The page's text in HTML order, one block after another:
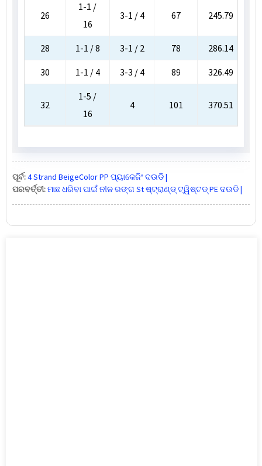
26
1-1 /
16
3-1 / 4 67 245.79
28 1-1 / 8 3-1 / 2 78 286.14
30 1-1 / 4 3-3 / 4 89 326.49
32
1-5 /
16
4 101 370.51
ପୂର୍ବ:4 Strand BeigeColor PP ପ୍ୟାକେଜିଂ ଦଉଡି |
ପରବର୍ତ୍ତୀ:ମାଛ ଧରିବା ପାଇଁ ନୀଳ ରଙ୍ଗ St ଷ୍ଟ୍ରାଣ୍ଡ୍ ଟ୍ୱିଷ୍ଟଡ୍ PE ଦଉଡି |